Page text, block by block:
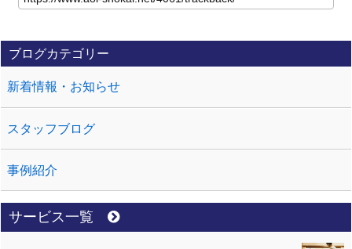
ブログカテゴリー
新着情報・お知らせ
スタッフブログ
事例紹介
サービス一覧